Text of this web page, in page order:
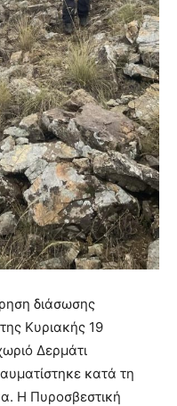
διάσωσης
Κυριακής 19
Δερμάτι
κατά τη
Η Πυροσβεστική